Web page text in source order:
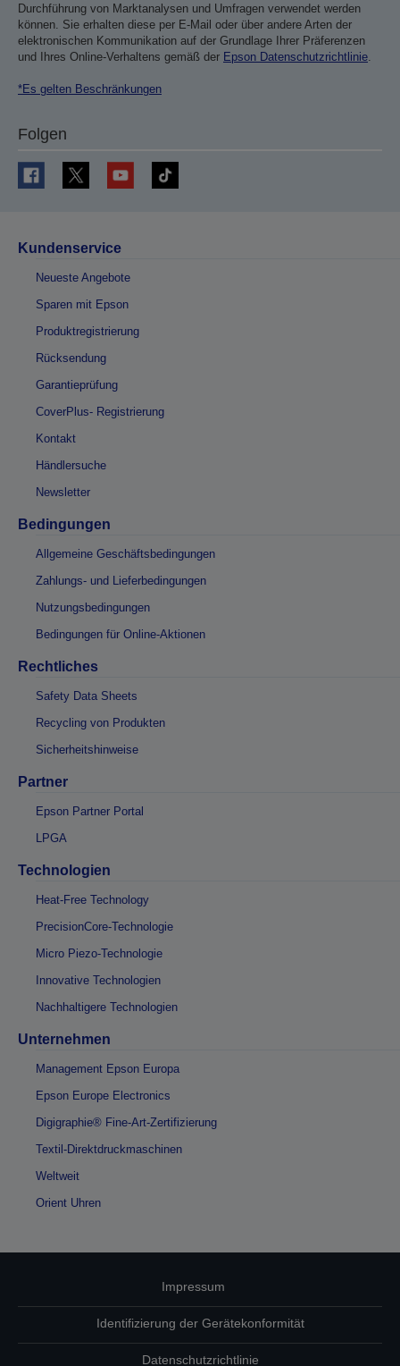
Durchführung von Marktanalysen und Umfragen verwendet werden
können. Sie erhalten diese per E-Mail oder über andere Arten der
elektronischen Kommunikation auf der Grundlage Ihrer Präferenzen
und Ihres Online-Verhaltens gemäß der Epson Datenschutzrichtlinie
*Es gelten Beschränkungen
Folgen
Kundenservice
Neueste Angebote
Sparen mit Epson
Produktregistrierung
Rücksendung
Garantieprüfung
CoverPlus- Registrierung
Kontakt
Händlersuche
Newsletter
Bedingungen
Allgemeine Geschäftsbedingungen
Zahlungs- und Lieferbedingungen
Nutzungsbedingungen
Bedingungen für Online-Aktionen
Rechtliches
Safety Data Sheets
Recycling von Produkten
Sicherheitshinweise
Partner
Epson Partner Portal
LPGA
Technologien
Heat-Free Technology
PrecisionCore-Technologie
Micro Piezo-Technologie
Innovative Technologien
Nachhaltigere Technologien
Unternehmen
Management Epson Europa
Epson Europe Electronics
Digigraphie® Fine-Art-Zertifizierung
Textil-Direktdruckmaschinen
Weltweit
Orient Uhren
Impressum
Identifizierung der Gerätekonformität
Datenschutzrichtlinie